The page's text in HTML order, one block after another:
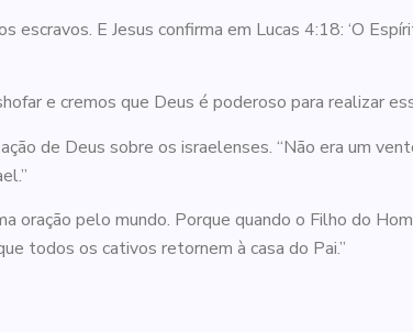
E Jesus confirma em Lucas 4:18: ‘O
e cremos que Deus é poderoso para realizar
de Deus sobre os israelenses. “Não era um
oração pelo mundo. Porque quando o Filho do
todos os cativos retornem à casa do Pai.”